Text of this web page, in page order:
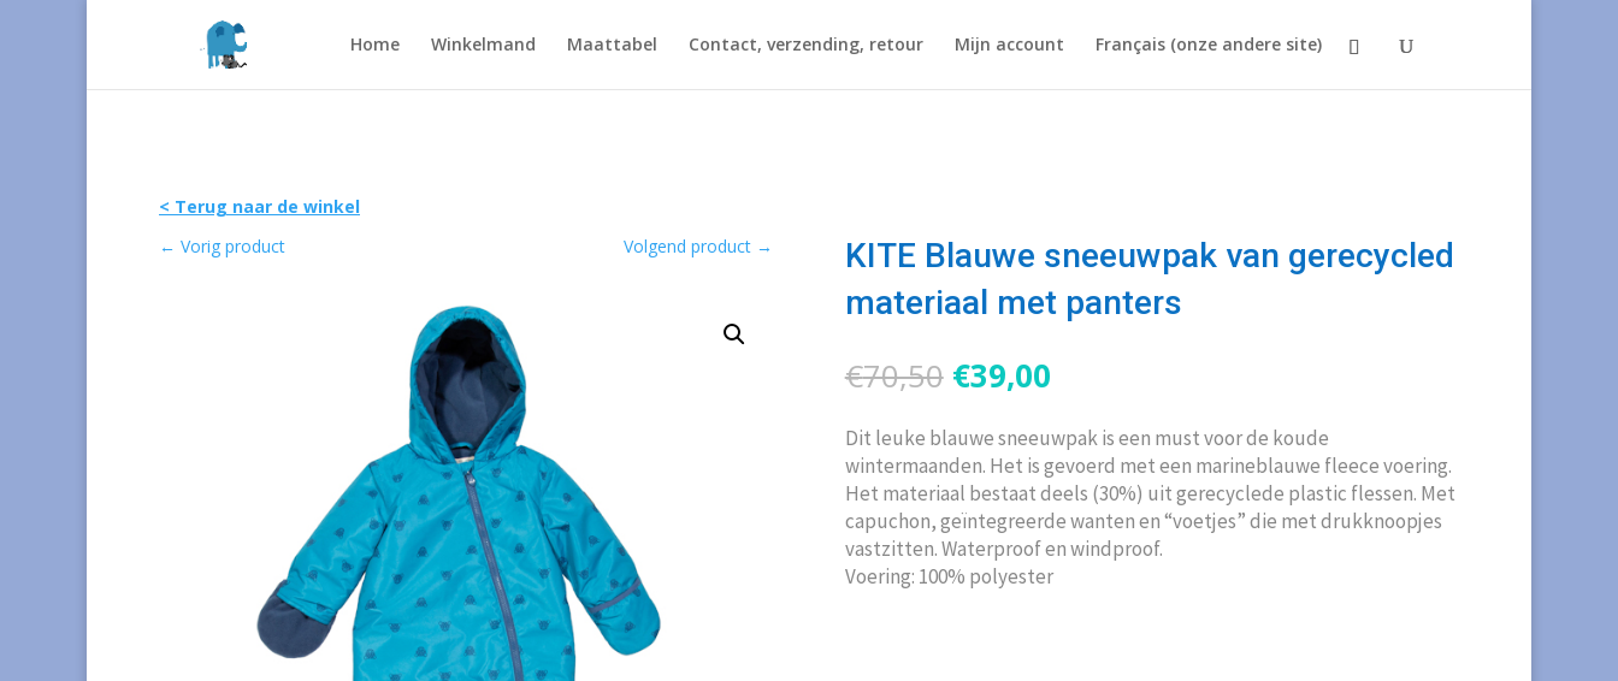
Home Winkelmand Maattabel Contact, verzending, retour Mijn account Français (onze andere site)
< Terug naar de winkel
← Vorig product Volgend product →
KITE Blauwe sneeuwpak van gerecycled
materiaal met panters
€70,50 Oorspronkelijke
prijs
was:
€70,50.
€39,00Huidige
is:
€39,00.
Dit leuke blauwe sneeuwpak is een must voor de koude
wintermaanden. Het is gevoerd met een marineblauwe fleece voering.
Het materiaal bestaat deels (30%) uit gerecyclede plastic flessen. Met
capuchon, geïntegreerde wanten en “voetjes” die met drukknoopjes
vastzitten. Waterproof en windproof.
Voering: 100% polyester